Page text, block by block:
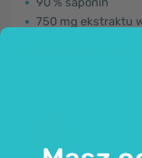
750 mg ekstraktu w